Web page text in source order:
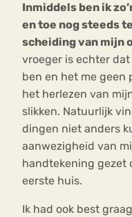
Inmiddels ben ik
en toe nog steeds
scheiding van mijn
vroeger is echter
ben en het me geen
het herlezen van
slikken. Natuurlijk
dingen niet anders
aanwezigheid van
handtekening gezet
eerste huis.
Ik had ook best